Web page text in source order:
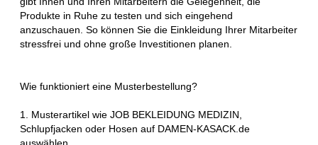
Produkte in Ruhe zu testen und sich eingehend
anzuschauen. So können Sie die Einkleidung Ihrer Mitarbeiter
stressfrei und ohne große Investitionen planen.
Wie funktioniert eine Musterbestellung?
1. Musterartikel wie JOB BEKLEIDUNG MEDIZIN,
Schlupfjacken oder Hosen auf DAMEN-KASACK.de